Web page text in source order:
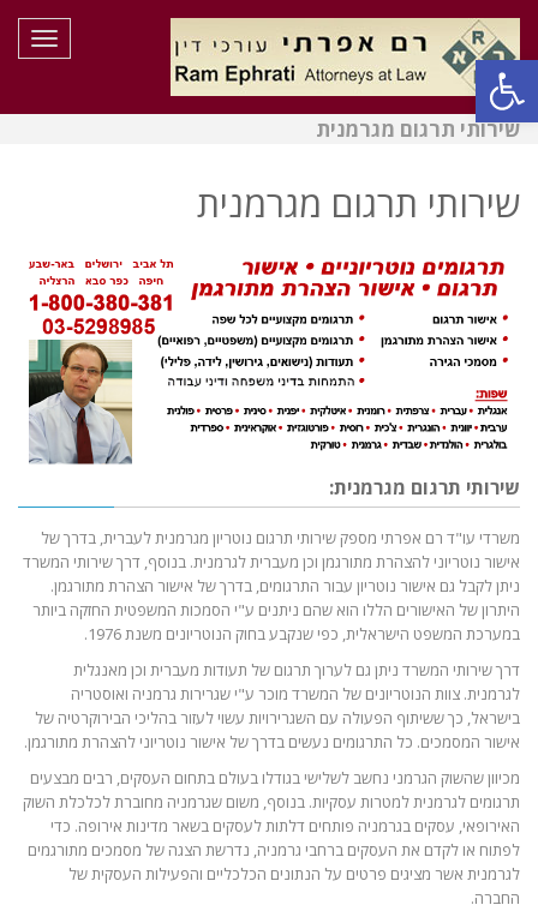
פתח סרגל נגישות
תפריט
שירותי תרגום מגרמנית
שירותי תרגום מגרמנית
שירותי תרגום מגרמנית:
משרדי עו"ד רם אפרתי מספק שירותי תרגום נוטריון מגרמנית לעברית, בדרך של
אישור נוטריוני להצהרת מתורגמן וכן מעברית לגרמנית. בנוסף, דרך שירותי המשרד
ניתן לקבל גם אישור נוטריון עבור התרגומים, בדרך של אישור הצהרת מתורגמן.
היתרון של האישורים הללו הוא שהם ניתנים ע"י הסמכות המשפטית החזקה ביותר
במערכת המשפט הישראלית, כפי שנקבע בחוק הנוטריונים משנת 1976.
דרך שירותי המשרד ניתן גם לערוך תרגום של תעודות מעברית וכן מאנגלית
לגרמנית. צוות הנוטריונים של המשרד מוכר ע"י שגרירות גרמניה ואוסטריה
בישראל, כך ששיתוף הפעולה עם השגרירויות עשוי לעזור בהליכי הבירוקרטיה של
אישור המסמכים. כל התרגומים נעשים בדרך של אישור נוטריוני להצהרת מתורגמן.
מכיוון שהשוק הגרמני נחשב לשלישי בגודלו בעולם בתחום העסקים, רבים מבצעים
תרגומים לגרמנית למטרות עסקיות. בנוסף, משום שגרמניה מחוברת לכלכלת השוק
האירופאי, עסקים בגרמניה פותחים דלתות לעסקים בשאר מדינות אירופה. כדי
לפתוח או לקדם את העסקים ברחבי גרמניה, נדרשת הצגה של מסמכים מתורגמים
לגרמנית אשר מציגים פרטים על הנתונים הכלכליים והפעילות העסקית של
החברה.